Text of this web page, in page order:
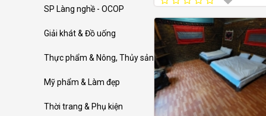
SP Làng nghề - OCOP
Giải khát & Đồ uống
Thực phẩm & Nông, Thủy sản
Mỹ phẩm & Làm đẹp
Thời trang & Phụ kiện